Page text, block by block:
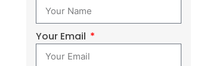
Your Email